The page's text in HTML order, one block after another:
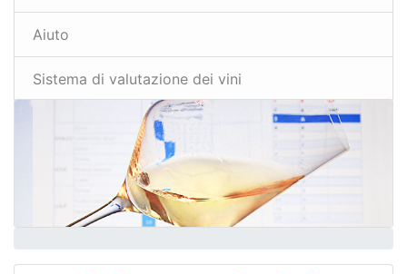
Aiuto
Sistema di valutazione dei vini